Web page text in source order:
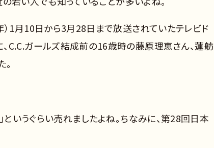
）1月10日から3月28日まで放送されていたテレビド
、C.C.ガールズ結成前の16歳時の藤原理恵さん、蓮舫
いうぐらい売れましたよね。ちなみに、第28回日本